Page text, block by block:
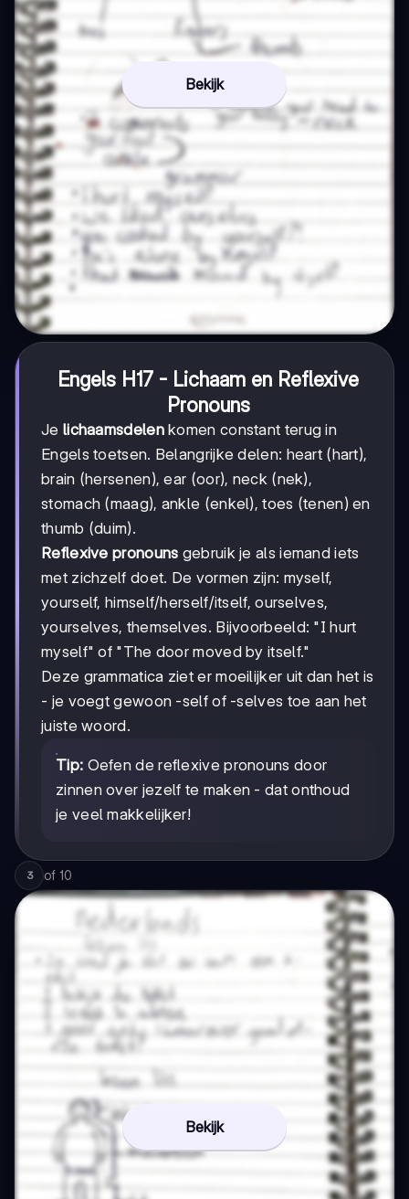
Bekijk
Engels H17 - Lichaam en Reflexive
Pronouns
Je lichaamsdelenkomen constant terug in
Engels toetsen. Belangrijke delen: heart (hart),
brain (hersenen), ear (oor), neck (nek),
stomach (maag), ankle (enkel), toes (tenen) en
thumb (duim).
Reflexive pronouns gebruik je als iemand iets
met zichzelf doet. De vormen zijn: myself,
yourself, himself/herself/itself, ourselves,
yourselves, themselves. Bijvoorbeeld: "I hurt
myself" of "The door moved by itself."
Deze grammatica ziet er moeilijker uit dan het is
- je voegt gewoon -self of -selves toe aan het
juiste woord.
Tip: Oefen de reflexive pronouns door
zinnen over jezelf te maken - dat onthoud
je veel makkelijker!
3 of 10
Bekijk